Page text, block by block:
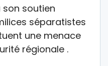
soutien
séparatistes
une menace
régionale .